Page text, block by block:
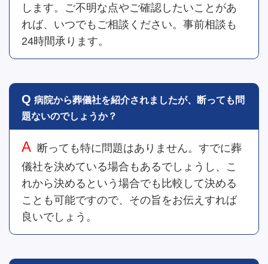
します。ご不明な点やご確認したいことがあ
れば、いつでもご相談ください。事前相談も
24時間承ります。
病院から葬儀社を紹介されましたが、断っても問
題ないのでしょうか？
断っても特に問題はありません。すでに葬
儀社を決めている場合もあるでしょうし、こ
れから決めるという場合でも比較して決める
ことも可能ですので、その旨をお伝えすれば
良いでしょう。